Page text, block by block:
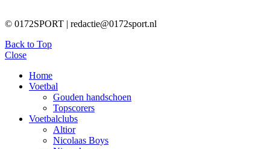
© 0172SPORT | redactie@0172sport.nl
Back to Top
Close
Home
Voetbal
Gouden handschoen
Topscorers
Voetbalclubs
Altior
Nicolaas Boys